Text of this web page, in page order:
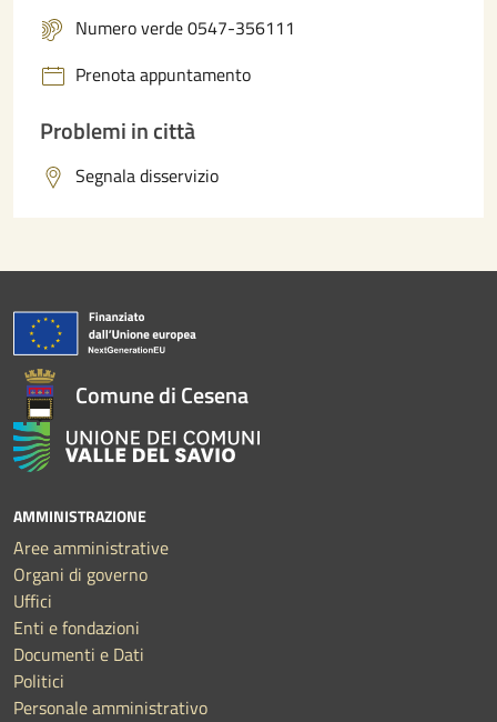
Numero verde 0547-356111
Prenota appuntamento
Problemi in città
Segnala disservizio
Comune di Cesena
AMMINISTRAZIONE
Aree amministrative
Organi di governo
Uffici
Enti e fondazioni
Documenti e Dati
Politici
Personale amministrativo